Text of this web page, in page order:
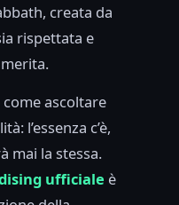
creata da
rispettata e
ascoltare
l’essenza c’è,
mai la stessa.
ufficiale è